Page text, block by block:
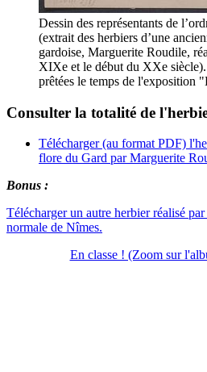
Dessin des représentants de
(extrait des herbiers d’une
gardoise, Marguerite Roudile,
XIXe et le début du XXe
prêtées le temps de l'exposition
Consulter la totalité de
Télécharger (au format PDF)
flore du Gard par Marguerite
Bonus :
Télécharger un autre herbier réalisé
normale de Nîmes.
En classe ! (Zoom sur